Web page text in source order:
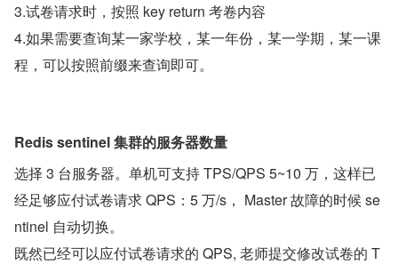
3.试卷请求时，按照 key return 考卷内容
4.如果需要查询某一家学校，某一年份，某一学期，某一课
程，可以按照前缀来查询即可。
Redis sentinel 集群的服务器数量
选择 3 台服务器。单机可支持 TPS/QPS 5~10 万，这样已
经足够应付试卷请求 QPS：5 万/s， Master 故障的时候 se
ntinel 自动切换。
既然已经可以应付试卷请求的 QPS, 老师提交修改试卷的 T